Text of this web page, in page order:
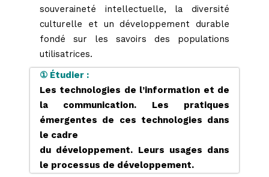
Jeux casinos machines Ã
sous gratuits sans
telechargement
Offre Une Machine à Sous
Jouez Ã Top Cat en ligne pour revoir les aventures du chat
de dessin animÃ© prÃ©fÃ©rÃ© de tout le monde.
Vous pourrez Ã©galement profiter de la collecte de votre
argent bonus huit fois diffÃ©rentes et les exigences de jeu
souveraineté intellectuelle, la diversité
culturelle et un développement durable
fondé sur les savoirs des populations
utilisatrices.
① Étudier :
Les technologies de l’information et de
la communication. Les pratiques
émergentes de ces technologies dans
le cadre
du développement. Leurs usages dans
le processus de développement.